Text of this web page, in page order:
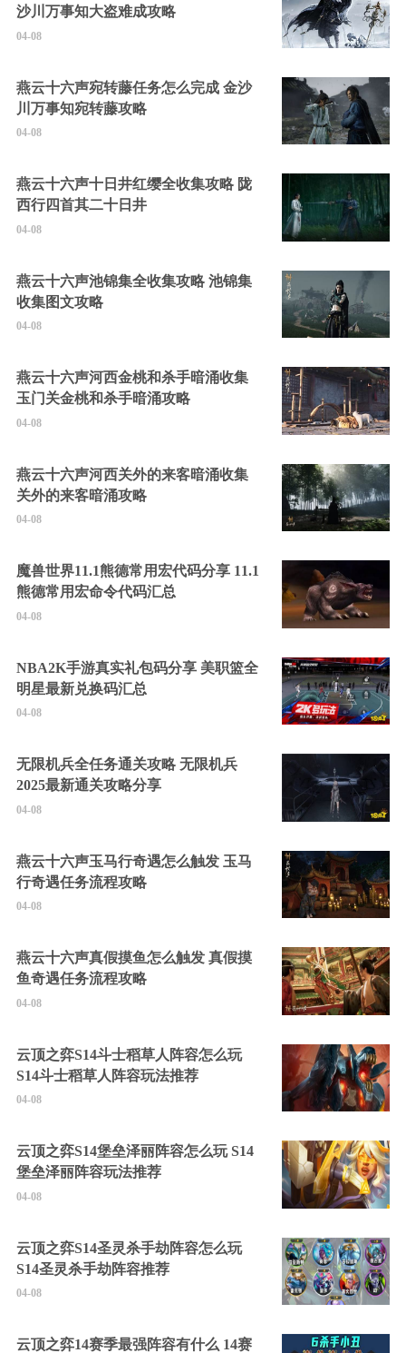
沙川万事知大盗难成攻略
04-08
燕云十六声宛转藤任务怎么完成 金沙
川万事知宛转藤攻略
04-08
燕云十六声十日井红缨全收集攻略 陇
西行四首其二十日井
04-08
燕云十六声池锦集全收集攻略 池锦集
收集图文攻略
04-08
燕云十六声河西金桃和杀手暗涌收集
玉门关金桃和杀手暗涌攻略
04-08
燕云十六声河西关外的来客暗涌收集
关外的来客暗涌攻略
04-08
魔兽世界11.1熊德常用宏代码分享 11.1
熊德常用宏命令代码汇总
04-08
NBA2K手游真实礼包码分享 美职篮全
明星最新兑换码汇总
04-08
无限机兵全任务通关攻略 无限机兵
2025最新通关攻略分享
04-08
燕云十六声玉马行奇遇怎么触发 玉马
行奇遇任务流程攻略
04-08
燕云十六声真假摸鱼怎么触发 真假摸
鱼奇遇任务流程攻略
04-08
云顶之弈S14斗士稻草人阵容怎么玩
S14斗士稻草人阵容玩法推荐
04-08
云顶之弈S14堡垒泽丽阵容怎么玩 S14
堡垒泽丽阵容玩法推荐
04-08
云顶之弈S14圣灵杀手劫阵容怎么玩
S14圣灵杀手劫阵容推荐
04-08
云顶之弈14赛季最强阵容有什么 14赛